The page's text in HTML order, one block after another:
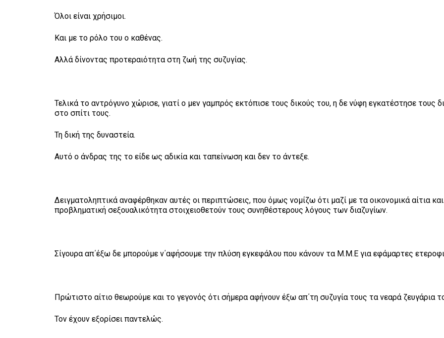
Όλοι είναι χρήσιμοι.
Και με το ρόλο του ο καθένας.
Αλλά δίνοντας προτεραιότητα στη ζωή της συζυγίας.
Τελικά το αντρόγυνο χώρισε, γιατί ο μεν γαμπρός εκτόπισε τους δικούς του, η δε νύφη εγκατέστησε τους
στο σπίτι τους.
Τη δική της δυναστεία.
Αυτό ο άνδρας της το είδε ως αδικία και ταπείνωση και δεν το άντεξε.
Δειγματοληπτικά αναφέρθηκαν αυτές οι περιπτώσεις, που όμως νομίζω ότι μαζί με τα οικονομικά αίτια
προβληματική σεξουαλικότητα στοιχειοθετούν τους συνηθέστερους λόγους των διαζυγίων.
Σίγουρα απ΄έξω δε μπορούμε ν΄αφήσουμε την πλύση εγκεφάλου που κάνουν τα Μ.Μ.Ε για εφάμαρτες
Πρώτιστο αίτιο θεωρούμε και το γεγονός ότι σήμερα αφήνουν έξω απ΄τη συζυγία τους τα νεαρά ζευγάρια
Τον έχουν εξορίσει παντελώς.